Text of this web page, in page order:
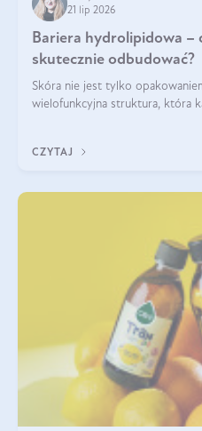
21 lip 2026
Bariera hydrolipidowa –
skutecznie odbudować?
Skóra nie jest tylko
wielofunkcyjna struktura, która
bariera hydrolipidowa.
CZYTAJ